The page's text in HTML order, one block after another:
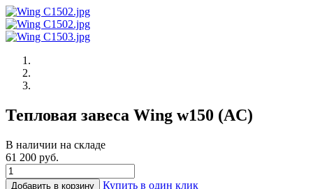
Тепловая завеса Wing w150 (AC)
В наличии на складе
61 200 руб.
Добавить в корзину
Купить в один клик